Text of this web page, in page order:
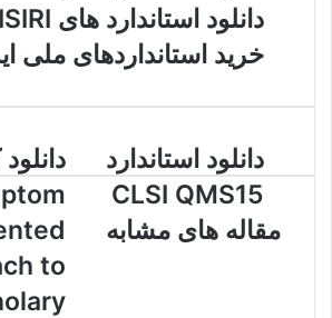
دانلود استاندارد های ISIRI
خرید استانداردهای ملی
دانلود
کتاب
Symptom
Oriented
Approach
to
to
دانلود
استاندارد
CLSI
QMS15
دانلود استاندارد
CLSI QMS15
مقاله های مشابه